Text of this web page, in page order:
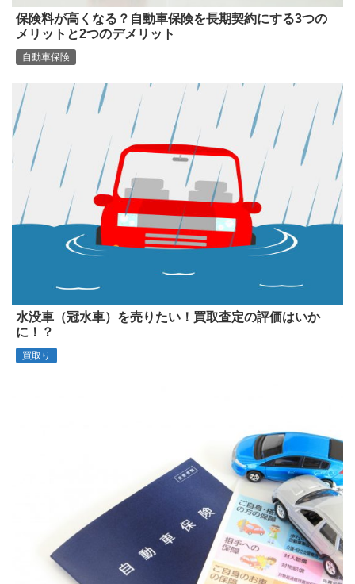
保険料が高くなる？自動車保険を長期契約にする3つの
メリットと2つのデメリット
自動車保険
水没車（冠水車）を売りたい！買取査定の評価はいか
に！？
買取り